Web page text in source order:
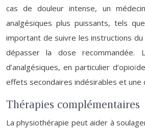
cas de douleur intense, un
analgésiques plus puissants, tels
important de suivre les instructions
dépasser la dose recommandée.
d’analgésiques, en particulier
effets secondaires indésirables et une
Thérapies complémentaires
La physiothérapie peut aider à